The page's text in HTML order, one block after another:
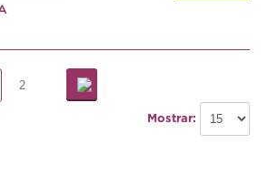
2
Mostrar: